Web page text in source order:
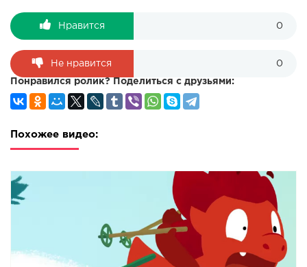
Нравится 0
Не нравится 0
Понравился ролик? Поделиться с друзьями:
Похожее видео: